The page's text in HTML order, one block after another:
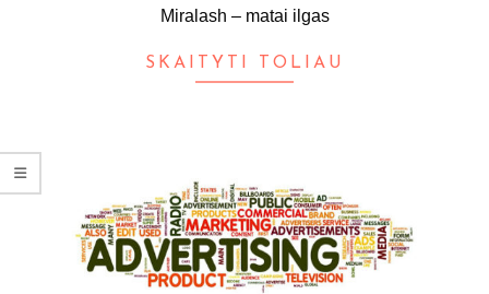
Miralash – matai ilgas
SKAITYTI TOLIAU